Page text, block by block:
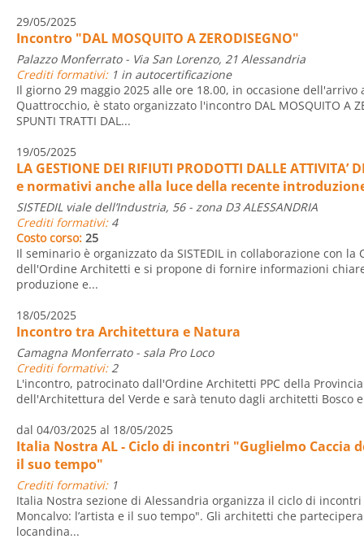
29/05/2025
Incontro "DAL MOSQUITO A ZERODISEGNO"
Palazzo Monferrato - Via San Lorenzo, 21 Alessandria
Crediti formativi:1 in autocertificazione
Il giorno 29 maggio 2025 alle ore 18.00, in occasione
Quattrocchio, è stato organizzato l'incontro DAL MOSQUITO A
SPUNTI TRATTI DAL...
19/05/2025
LA GESTIONE DEI RIFIUTI PRODOTTI DALLE
e normativi anche alla luce della recente
SISTEDIL viale dell’Industria, 56 - zona D3 ALESSANDRIA
Crediti formativi:4
Costo corso: 25
Il seminario è organizzato da SISTEDIL in collaborazione con la
dell'Ordine Architetti e si propone di fornire informazioni
produzione e...
18/05/2025
Incontro tra Architettura e Natura
Camagna Monferrato - sala Pro Loco
Crediti formativi:2
L'incontro, patrocinato dall'Ordine Architetti PPC della
dell'Architettura del Verde e sarà tenuto dagli architetti Bosco
dal 04/03/2025 al 18/05/2025
Italia Nostra AL - Ciclo di incontri "Guglielmo Caccia
il suo tempo"
Crediti formativi:1
Italia Nostra sezione di Alessandria organizza il ciclo di
Moncalvo: l’artista e il suo tempo". Gli architetti che
locandina...